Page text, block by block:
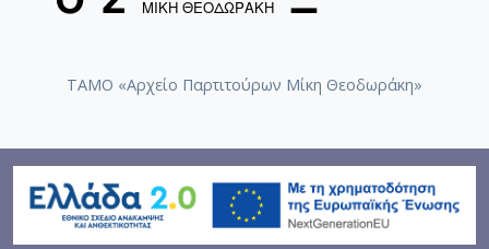
ΤΑΜΟ «Αρχείο Παρτιτούρων Μίκη Θεοδωράκη»